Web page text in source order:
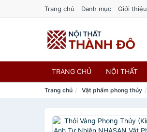
Trang chủ Danh mục Giới thiệu
TRANG CHỦ NỘI THẤT
Trang chủ Vật phẩm phong thủy